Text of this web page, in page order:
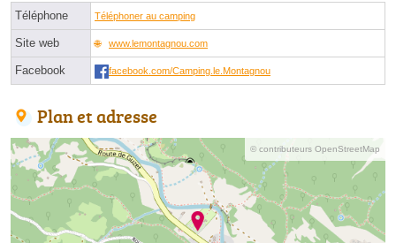
Téléphone Téléphoner au camping
Site web www.lemontagnou.com
Facebook facebook.com/Camping.le.Montagnou
Plan et adresse
© contributeurs OpenStreetMap